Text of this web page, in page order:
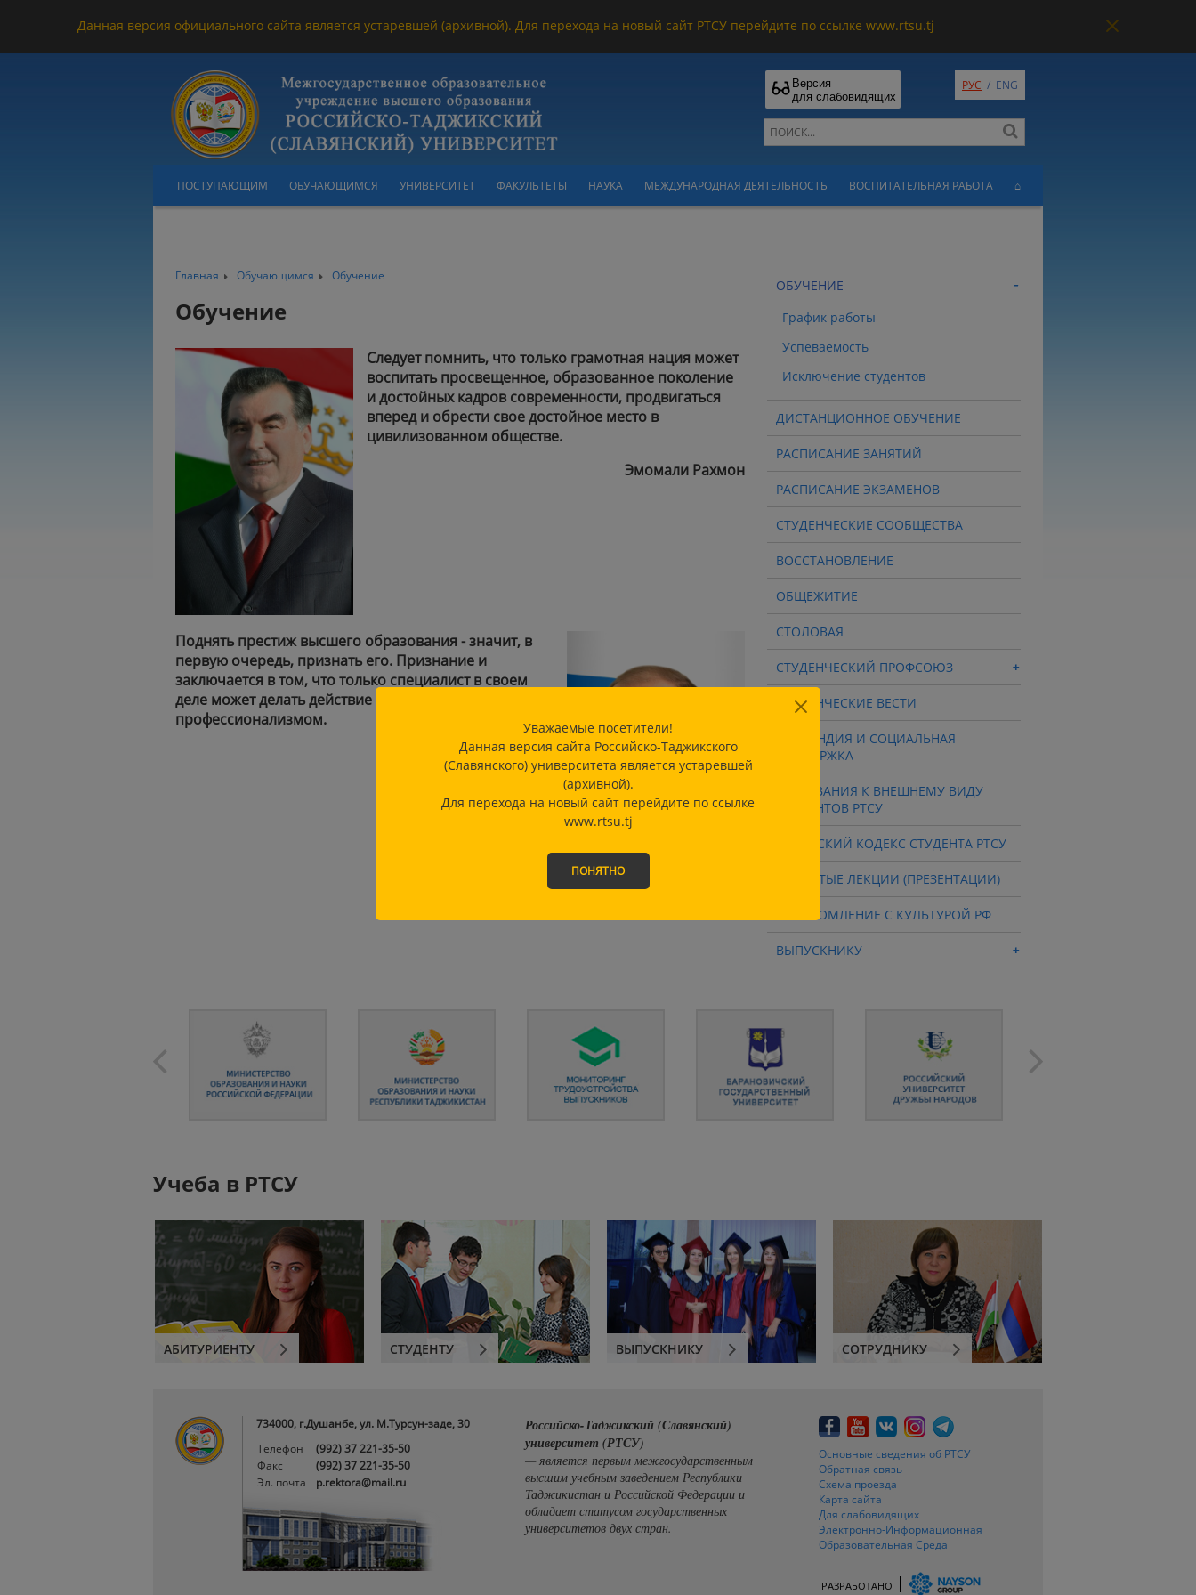
Данная версия официального сайта является устаревшей (архивной). Для перехода на новый сайт РТСУ перейдите по ссылке www.rtsu.tj
Версия
для слабовидящих
РУС / ENG
ПОСТУПАЮЩИМ ОБУЧАЮЩИМСЯ УНИВЕРСИТЕТ ФАКУЛЬТЕТЫ НАУКА МЕЖДУНАРОДНАЯ ДЕЯТЕЛЬНОСТЬ ВОСПИТАТЕЛЬНАЯ РАБОТА ⌂
Главная Обучающимся Обучение
Обучение
Следует помнить, что только грамотная нация может
воспитать просвещенное, образованное поколение
и достойных кадров современности, продвигаться
вперед и обрести свое достойное место в
цивилизованном обществе.
Эмомали Рахмон
Поднять престиж высшего образования - значит, в
первую очередь, признать его. Признание и
заключается в том, что только специалист в своем
деле может делать действие с ответственностью и
профессионализмом.
В.В.Путин
ОБУЧЕНИЕ
График работы
Успеваемость
Исключение студентов
ДИСТАНЦИОННОЕ ОБУЧЕНИЕ
РАСПИСАНИЕ ЗАНЯТИЙ
РАСПИСАНИЕ ЭКЗАМЕНОВ
СТУДЕНЧЕСКИЕ СООБЩЕСТВА
ВОССТАНОВЛЕНИЕ
ОБЩЕЖИТИЕ
СТОЛОВАЯ
СТУДЕНЧЕСКИЙ ПРОФСОЮЗ
СТУДЕНЧЕСКИЕ ВЕСТИ
СТИПЕНДИЯ И СОЦИАЛЬНАЯ
ПОДДЕРЖКА
ТРЕБОВАНИЯ К ВНЕШНЕМУ ВИДУ
СТУДЕНТОВ РТСУ
ЭТИЧЕСКИЙ КОДЕКС СТУДЕНТА РТСУ
ОТКРЫТЫЕ ЛЕКЦИИ (ПРЕЗЕНТАЦИИ)
ОЗНАКОМЛЕНИЕ С КУЛЬТУРОЙ РФ
ВЫПУСКНИКУ
Учеба в РТСУ
АБИТУРИЕНТУ СТУДЕНТУ ВЫПУСКНИКУ СОТРУДНИКУ
734000, г.Душанбе, ул. М.Турсун-заде, 30
Телефон
(992) 37 221-35-50
Факс
(992) 37 221-35-50
Эл. почта
p.rektora@mail.ru
Российско-Таджикский (Славянский)
университет (РТСУ)
— является первым межгосударственным
высшим учебным заведением Республики
Таджикистан и Российской Федерации и
обладает статусом государственных
университетов двух стран.
Основные сведения об РТСУ
Обратная связь
Схема проезда
Карта сайта
Для слабовидящих
Электронно-Информационная
Образовательная Среда
РАЗРАБОТАНО
Уважаемые посетители!
Данная версия сайта Российско-Таджикского
(Славянского) университета является устаревшей
(архивной).
Для перехода на новый сайт перейдите по ссылке
www.rtsu.tj
ПОНЯТНО